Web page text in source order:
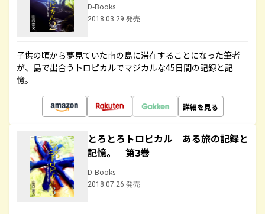
D-Books
2018.03.29 発売
子供の頃から夢見ていた南の島に滞在することになった筆者
が、島で出合うトロピカルでマジカルな45日間の記録と記
憶。
詳細を見る
とろとろトロピカル ある旅の記録と
記憶。 第3巻
D-Books
2018.07.26 発売